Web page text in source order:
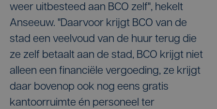
weer uitbesteed aan BCO zelf", hekelt
Anseeuw. "Daarvoor krijgt BCO van de
stad een veelvoud van de huur terug die
ze zelf betaalt aan de stad, BCO krijgt niet
alleen een financiële vergoeding, ze krijgt
daar bovenop ook nog eens gratis
kantoorruimte én personeel ter